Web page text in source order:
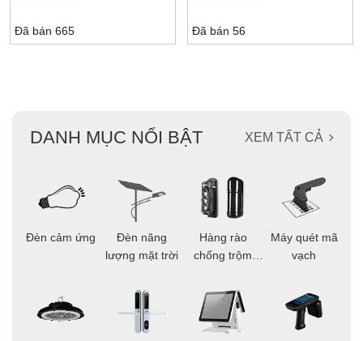
Đã bán 665 Đã bán 56
DANH MỤC NỔI BẬT XEM TẤT CẢ
Đèn cảm ứng
Đèn năng
lượng mặt trời
Hàng rào
chống trộm
Máy quét mã
vạch